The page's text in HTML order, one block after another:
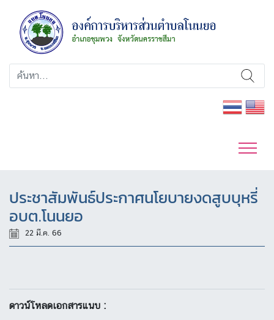
ประชาสัมพันธ์ประกาศนโยบายงดสูบบุหรี่
อบต.โนนยอ
22 มี.ค. 66
ดาวน์โหลดเอกสารแนบ :